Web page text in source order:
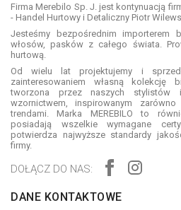
Firma Merebilo Sp. J. jest kontynuacją
- Handel Hurtowy i Detaliczny Piotr
Jesteśmy bezpośrednim importerem
włosów, pasków z całego świata.
hurtową.
Od wielu lat projektujemy i
zainteresowaniem własną kolekcję
tworzona przez naszych stylistów
wzornictwem, inspirowanym
trendami. Marka MEREBILO to
posiadają wszelkie wymagane
potwierdza najwyższe standardy
firmy.
DOŁĄCZ DO NAS:
DANE KONTAKTOWE